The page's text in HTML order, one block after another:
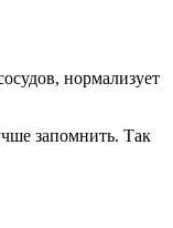
нормализует
запомнить. Так